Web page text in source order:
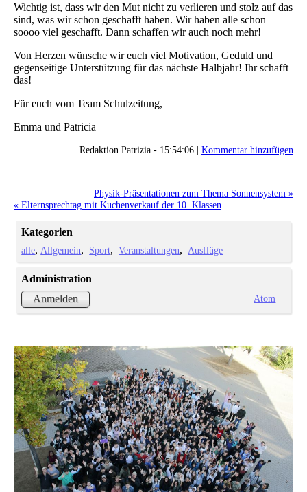
Wichtig ist, dass wir den Mut nicht zu verlieren und stolz auf das
sind, was wir schon geschafft haben. Wir haben alle schon
soooo viel geschafft. Dann schaffen wir auch noch mehr!
Von Herzen wünsche wir euch viel Motivation, Geduld und
gegenseitige Unterstützung für das nächste Halbjahr! Ihr schafft
das!
Für euch vom Team Schulzeitung,
Emma und Patricia
Redaktion Patrizia - 15:54:06 | Kommentar hinzufügen
Physik-Präsentationen zum Thema Sonnensystem »
« Elternsprechtag mit Kuchenverkauf der 10. Klassen
Kategorien
alle Allgemein Sport Veranstaltungen Ausflüge
Administration
Anmelden
Atom